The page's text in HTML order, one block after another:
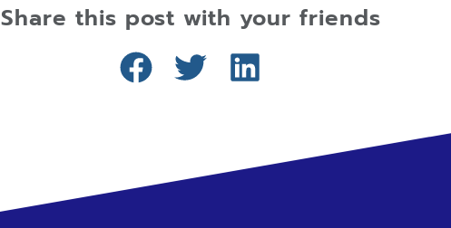
Share this post with your friends